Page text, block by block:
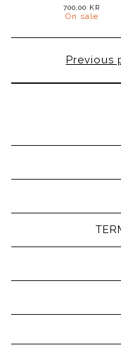
700,00 KR
On sale
Previous